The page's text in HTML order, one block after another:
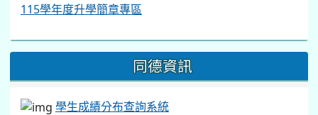
115學年度升學簡章專區
同德資訊
學生成績分布查詢系統